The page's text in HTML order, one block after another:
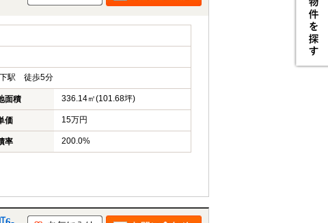
駅 徒歩5分
面積 336.14㎡(101.68坪)
価 15万円
率 200.0%